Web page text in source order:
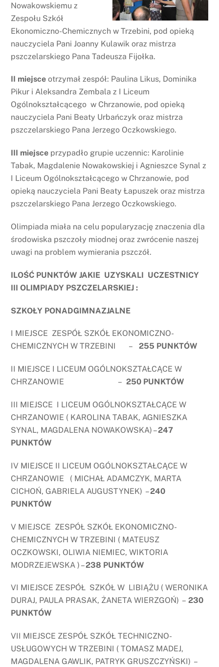
Nowakowskiemu z
Zespołu Szkół
Ekonomiczno-Chemicznych w Trzebini, pod opieką
nauczyciela Pani Joanny Kulawik oraz mistrza
pszczelarskiego Pana Tadeusza Fijołka.
II miejsce otrzymał zespół: Paulina Likus, Dominika
Pikur i Aleksandra Zembala z I Liceum
Ogólnokształcącego w Chrzanowie, pod opieką
nauczyciela Pani Beaty Urbańczyk oraz mistrza
pszczelarskiego Pana Jerzego Oczkowskiego.
III miejsce przypadło grupie uczennic: Karolinie
Tabak, Magdalenie Nowakowskiej i Agnieszce Synal z
I Liceum Ogólnokształcącego w Chrzanowie, pod
opieką nauczyciela Pani Beaty Łapuszek oraz mistrza
pszczelarskiego Pana Jerzego Oczkowskiego.
Olimpiada miała na celu popularyzację znaczenia dla
środowiska pszczoły miodnej oraz zwrócenie naszej
uwagi na problem wymierania pszczół.
ILOŚĆ PUNKTÓW JAKIE UZYSKALI UCZESTNICY
III OLIMPIADY PSZCZELARSKIEJ :
SZKOŁY PONADGIMNAZJALNE
I MIEJSCE ZESPÓŁ SZKÓŁ EKONOMICZNO-
CHEMICZNYCH W TRZEBINI –255 PUNKTÓW
II MIEJSCE I LICEUM OGÓLNOKSZTAŁCĄCE W
CHRZANOWIE – 250 PUNKTÓW
III MIEJSCE I LICEUM OGÓLNOKSZTAŁCĄCE W
CHRZANOWIE ( KAROLINA TABAK, AGNIESZKA
SYNAL, MAGDALENA NOWAKOWSKA) –247
PUNKTÓW
IV MIEJSCE II LICEUM OGÓLNOKSZTAŁCĄCE W
CHRZANOWIE ( MICHAŁ ADAMCZYK, MARTA
CICHOŃ, GABRIELA AUGUSTYNEK) –240
PUNKTÓW
V MIEJSCE ZESPÓŁ SZKÓŁ EKONOMICZNO-
CHEMICZNYCH W TRZEBINI ( MATEUSZ
OCZKOWSKI, OLIWIA NIEMIEC, WIKTORIA
MODRZEJEWSKA ) –238 PUNKTÓW
VI MIEJSCE ZESPÓŁ SZKÓŁ W LIBIĄŻU ( WERONIKA
DURAJ, PAULA PRASAK, ŻANETA WIERZGOŃ) – 230
PUNKTÓW
VII MIEJSCE ZESPÓŁ SZKÓŁ TECHNICZNO-
USŁUGOWYCH W TRZEBINI ( TOMASZ MADEJ,
MAGDALENA GAWLIK, PATRYK GRUSZCZYŃSKI) –